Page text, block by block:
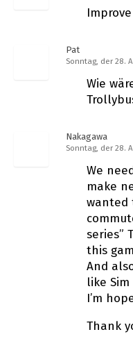
Pat
Sonntag, der 28.
Wie
Nakagawa
Sonntag, der 28.
We
make
wanted
series”
this
And
like Sim
I’m
Thank